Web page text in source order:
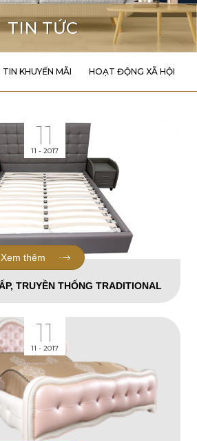
TIN TỨC
TIN KHUYẾN MÃI HOẠT ĐỘNG XÃ HỘI
11
11 - 2017
TRUYỀN THỐNG TRADITIONAL
Xem thêm
11
11 - 2017